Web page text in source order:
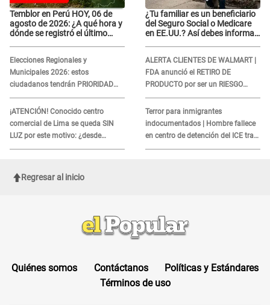
Temblor en Perú HOY, 06 de
agosto de 2026: ¿A qué hora y
dónde se registró el último
Elecciones Regionales y
Municipales 2026: estos
ciudadanos tendrán PRIORIDAD
para votar el 4 de octubre
¡ATENCIÓN! Conocido centro
comercial de Lima se queda SIN
LUZ por este motivo: ¿desde
cuándo atenderá?
¿Tu familiar es un beneficiario
del Seguro Social o Medicare
en EE.UU.? Así debes informar
ALERTA CLIENTES DE WALMART |
FDA anunció el RETIRO DE
PRODUCTO por ser un RIESGO
MORTAL para consumidores: ¿Cuál
es?
Terror para inmigrantes
indocumentados | Hombre fallece
en centro de detención del ICE tras
sufrir una "emergencia médica"
Regresar al inicio
Quiénes somos Contáctanos
Políticas y Estándares
Términos de uso